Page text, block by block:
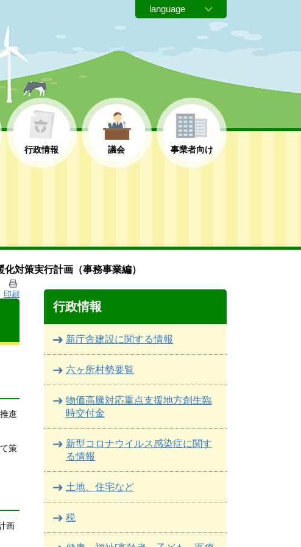
行政情報 議会 事業者向け
対策実行計画（事務事業編）
行政情報
新庁舎建設に関する情報
六ヶ所村勢要覧
物価高騰対応重点支援地方創生臨
時交付金
新型コロナウイルス感染症に関す
る情報
土地、住宅など
税
印刷
進
策
画